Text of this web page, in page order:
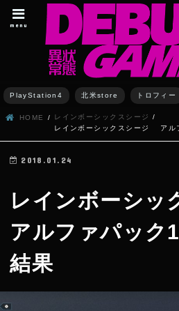
menu
PlayStation4 北米store トロフィー
HOME
レインボーシックスシージ
レインボーシックスシージ アル
2018.01.24
レインボーシ
アルファパック
結果